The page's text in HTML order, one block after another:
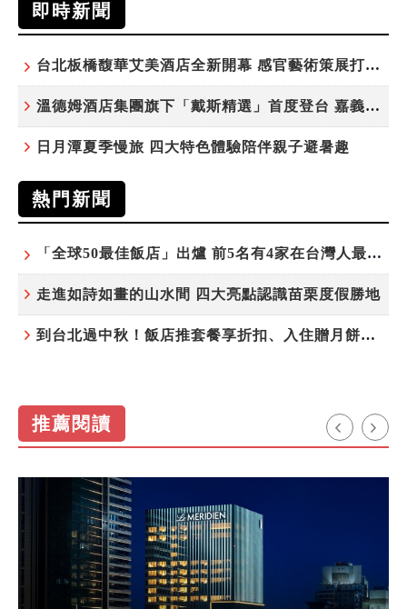
即時新聞
台北板橋馥華艾美酒店全新開幕 感官藝術策展打造旅居新風格
溫德姆酒店集團旗下「戴斯精選」首度登台 嘉義首店揭新幕
日月潭夏季慢旅 四大特色體驗陪伴親子避暑趣
熱門新聞
「全球50最佳飯店」出爐 前5名有4家在台灣人最常去的城市！
走進如詩如畫的山水間 四大亮點認識苗栗度假勝地
到台北過中秋！飯店推套餐享折扣、入住贈月餅禮盒
推薦閱讀